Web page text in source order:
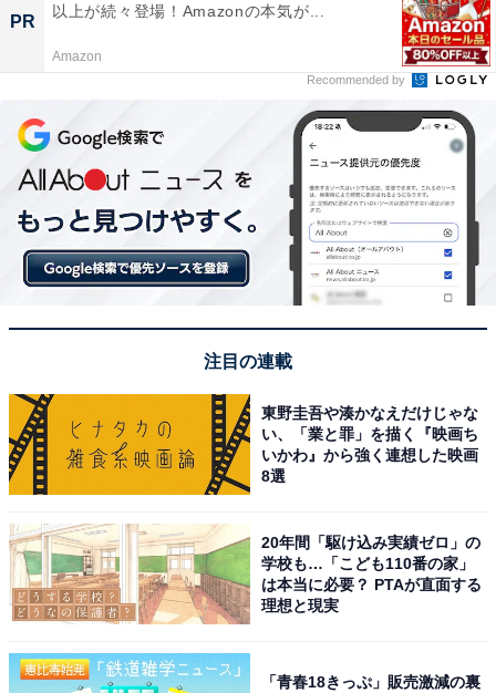
PR
以上が続々登場！Amazonの本気が...
Amazon
Recommended by
注目の連載
東野圭吾や湊かなえだけじゃな
い、「業と罪」を描く『映画ち
いかわ』から強く連想した映画
8選
20年間「駆け込み実績ゼロ」の
学校も…「こども110番の家」
は本当に必要？ PTAが直面する
理想と現実
「青春18きっぷ」販売激減の裏